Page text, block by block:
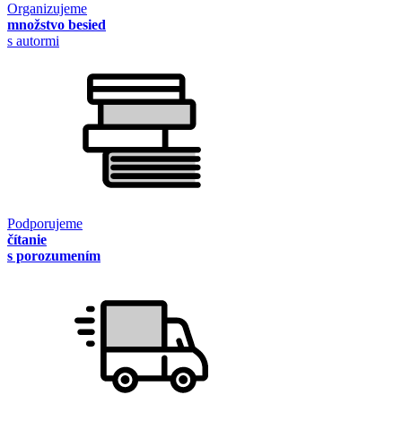
Organizujeme
množstvo besied
s autormi
Podporujeme
čítanie
s porozumením